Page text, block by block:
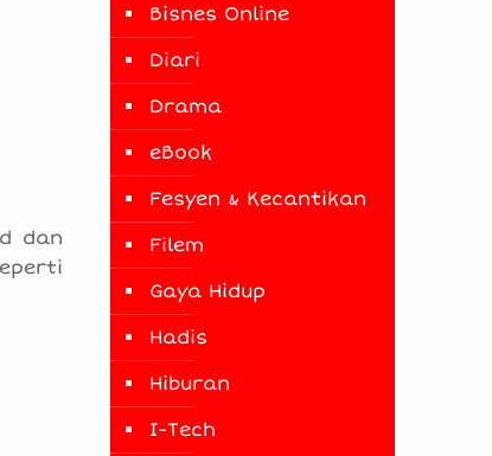
dan
Bisnes Online
Diari
Drama
eBook
Fesyen & Kecantikan
Filem
Gaya Hidup
Hadis
Hiburan
I-Tech